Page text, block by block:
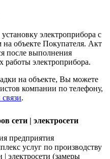
электроприбора с
объекте Покупателя. Акт
после выполнения
электроприбора.
на объекте, Вы можете
компании по телефону,
.
сети | электросети
предприятия
услуг по производству
| электросети (замеры